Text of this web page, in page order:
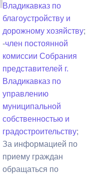
Владикавказ по
благоустройству и
дорожному хозяйству;
-член постоянной
комиссии Собрания
представителей г.
Владикавказ по
управлению
муниципальной
собственностью и
градостроительству;
За информацией по
приему граждан
обращаться по